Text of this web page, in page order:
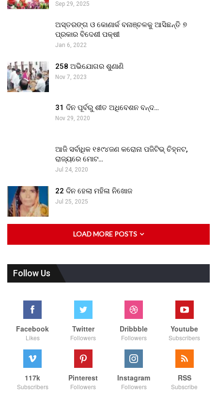
Sep 29, 2025
ଅସ୍ତରଙ୍ଗ ଓ କୋଣାର୍କ ବନାଞ୍ଚଳକୁ ଆସିଛନ୍ତି ୭
ପ୍ରକାର ବିଦେଶୀ ପକ୍ଷୀ
Jan 6, 2022
258 ଅଭିଯୋଗର ଶୁଣାଣି
Nov 7, 2023
31 ଦିନ ପୂର୍ବରୁ ଶୀତ ଅଧିବେଶନ ବନ୍ଦ…
Nov 29, 2020
ଆଜି ସର୍ବାଧିକ ୧୫୯୪ଜଣ କରୋନା ପଜିଟିଭ୍ ଚିହ୍ନଟ,
ରାଜ୍ୟରେ ମୋଟ…
Jul 24, 2020
22 ଦିନ ହେଲା ମହିଳା ନିଖୋଜ
Jul 25, 2025
LOAD MORE POSTS
Follow Us
Facebook
Likes
Twitter
Followers
Dribbble
Followers
Youtube
Subscribers
117k
Subscribers
Pinterest
Followers
Instagram
Followers
RSS
Subscribe